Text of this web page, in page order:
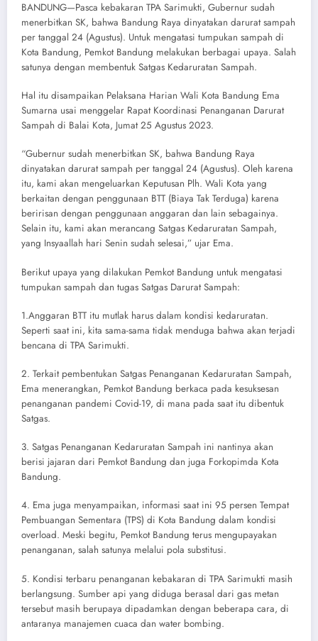
BANDUNG—Pasca kebakaran TPA Sarimukti, Gubernur sudah
menerbitkan SK, bahwa Bandung Raya dinyatakan darurat sampah
per tanggal 24 (Agustus). Untuk mengatasi tumpukan sampah di
Kota Bandung, Pemkot Bandung melakukan berbagai upaya. Salah
satunya dengan membentuk Satgas Kedaruratan Sampah.
Hal itu disampaikan Pelaksana Harian Wali Kota Bandung Ema
Sumarna usai menggelar Rapat Koordinasi Penanganan Darurat
Sampah di Balai Kota, Jumat 25 Agustus 2023.
“Gubernur sudah menerbitkan SK, bahwa Bandung Raya
dinyatakan darurat sampah per tanggal 24 (Agustus). Oleh karena
itu, kami akan mengeluarkan Keputusan Plh. Wali Kota yang
berkaitan dengan penggunaan BTT (Biaya Tak Terduga) karena
beririsan dengan penggunaan anggaran dan lain sebagainya.
Selain itu, kami akan merancang Satgas Kedaruratan Sampah,
yang Insyaallah hari Senin sudah selesai,” ujar Ema.
Berikut upaya yang dilakukan Pemkot Bandung untuk mengatasi
tumpukan sampah dan tugas Satgas Darurat Sampah:
1.Anggaran BTT itu mutlak harus dalam kondisi kedaruratan.
Seperti saat ini, kita sama-sama tidak menduga bahwa akan terjadi
bencana di TPA Sarimukti.
2. Terkait pembentukan Satgas Penanganan Kedaruratan Sampah,
Ema menerangkan, Pemkot Bandung berkaca pada kesuksesan
penanganan pandemi Covid-19, di mana pada saat itu dibentuk
Satgas.
3. Satgas Penanganan Kedaruratan Sampah ini nantinya akan
berisi jajaran dari Pemkot Bandung dan juga Forkopimda Kota
Bandung.
4. Ema juga menyampaikan, informasi saat ini 95 persen Tempat
Pembuangan Sementara (TPS) di Kota Bandung dalam kondisi
overload. Meski begitu, Pemkot Bandung terus mengupayakan
penanganan, salah satunya melalui pola substitusi.
5. Kondisi terbaru penanganan kebakaran di TPA Sarimukti masih
berlangsung. Sumber api yang diduga berasal dari gas metan
tersebut masih berupaya dipadamkan dengan beberapa cara, di
antaranya manajemen cuaca dan water bombing.